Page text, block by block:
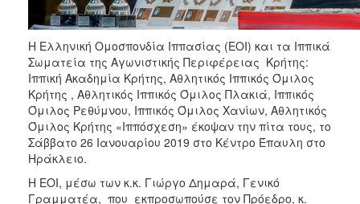
ΔΗΜΟΤΗΣ
ΕΠΙΣΚΕΠΤΗΣ
ΗΡΑΚΛΕΙΟ
Η Ελληνική Ομοσπονδία Ιππασίας (ΕΟΙ) και τα Ιππικά
Σωματεία της Αγωνιστικής Περιφέρειας Κρήτης:
Ιππική Ακαδημία Κρήτης, Αθλητικός Ιππικός Όμιλος
Κρήτης , Αθλητικός Ιππικός Όμιλος Πλακιά, Ιππικός
Όμιλος Ρεθύμνου, Ιππικός Όμιλος Χανίων, Αθλητικός
Όμιλος Κρήτης «Ιππόσχεση» έκοψαν την πίτα τους, το
Σάββατο 26 Ιανουαρίου 2019 στο Κέντρο Έπαυλη στο
Ηράκλειο.
Η ΕΟΙ, μέσω των κ.κ. Γιώργο Δημαρά, Γενικό
Γραμματέα, που εκπροσωπούσε τον Πρόεδρο, κ.